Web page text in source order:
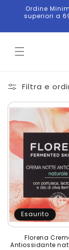
direttamente
ai contenuti
Ordine
superiori a
Filtra e
Esaurito
Florena
Antiossidante